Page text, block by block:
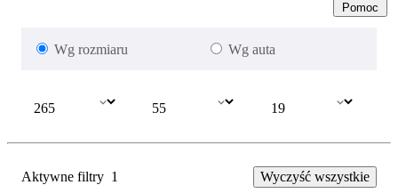
Pomoc
Wg rozmiaru Wg auta
Aktywne filtry 1 Wyczyść wszystkie